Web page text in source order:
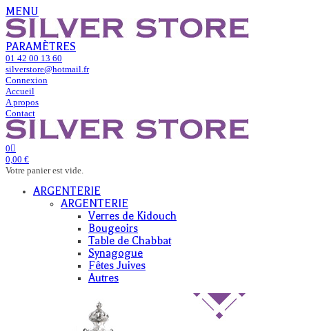
MENU
PARAMÈTRES
01 42 00 13 60
silverstore@hotmail.fr
Connexion
Accueil
A propos
Contact
0
0,00 €
Votre panier est vide.
ARGENTERIE
ARGENTERIE
Verres de Kidouch
Bougeoirs
Table de Chabbat
Synagogue
Fêtes Juives
Autres